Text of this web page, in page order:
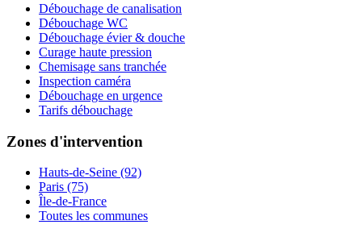
Débouchage de canalisation
Débouchage WC
Débouchage évier & douche
Curage haute pression
Chemisage sans tranchée
Inspection caméra
Débouchage en urgence
Tarifs débouchage
Zones d'intervention
Hauts-de-Seine (92)
Paris (75)
Île-de-France
Toutes les communes